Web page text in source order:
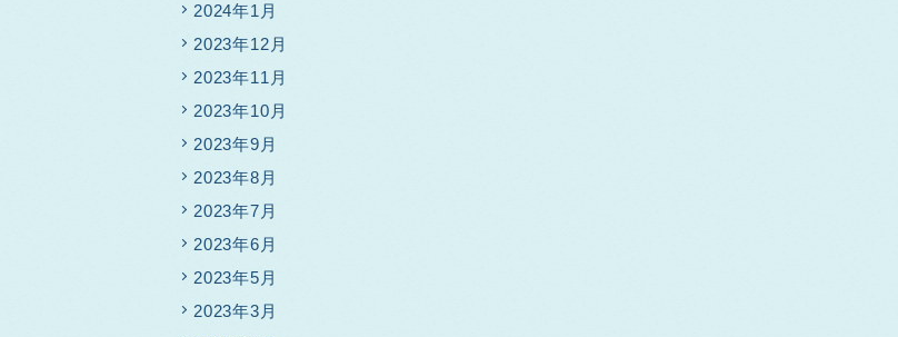
2024年1月
2023年12月
2023年11月
2023年10月
2023年9月
2023年8月
2023年7月
2023年6月
2023年5月
2023年3月